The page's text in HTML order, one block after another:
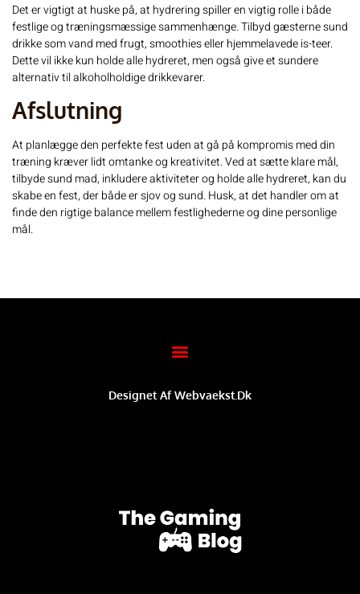
Det er vigtigt at huske på, at hydrering spiller en vigtig rolle i både
festlige og træningsmæssige sammenhænge. Tilbyd gæsterne sund
drikke som vand med frugt, smoothies eller hjemmelavede is-teer.
Dette vil ikke kun holde alle hydreret, men også give et sundere
alternativ til alkoholholdige drikkevarer.
Afslutning
At planlægge den perfekte fest uden at gå på kompromis med din
træning kræver lidt omtanke og kreativitet. Ved at sætte klare mål,
tilbyde sund mad, inkludere aktiviteter og holde alle hydreret, kan du
skabe en fest, der både er sjov og sund. Husk, at det handler om at
finde den rigtige balance mellem festlighederne og dine personlige
mål.
Designet Af Webvaekst.dk